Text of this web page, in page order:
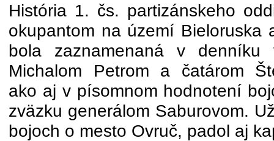
História 1. čs. partizánskeho
okupantom na území Bieloruska
bola zaznamenaná v denníku
Michalom Petrom a čatárom
ako aj v písomnom hodnotení
zväzku generálom Saburovom.
bojoch o mesto Ovruč, padol aj